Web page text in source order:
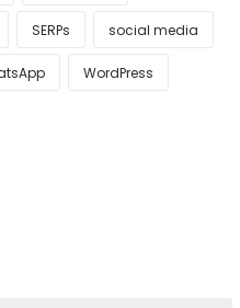
SERPs social media
WordPress